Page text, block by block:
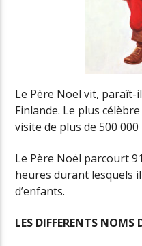
Le Père Noël vit, paraît-
Finlande. Le plus
visite de plus de 500
Le Père Noël parcourt
heures durant lesquels
d’enfants.
LES DIFFERENTS NOMS